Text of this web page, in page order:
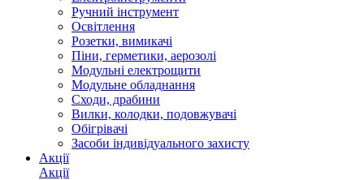
Ручний інструмент
Освітлення
Розетки, вимикачі
Піни, герметики, аерозолі
Модульні електрощити
Модульне обладнання
Сходи, драбини
Вилки, колодки, подовжувачі
Обігрівачі
Засоби індивідуального захисту
Акції
Акції